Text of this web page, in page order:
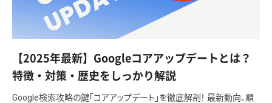
【2025年最新】Googleコアアップデートとは？
特徴・対策・歴史をしっかり解説
Google検索攻略の鍵「コアアップデート」を徹底解剖！ 最新動向、順